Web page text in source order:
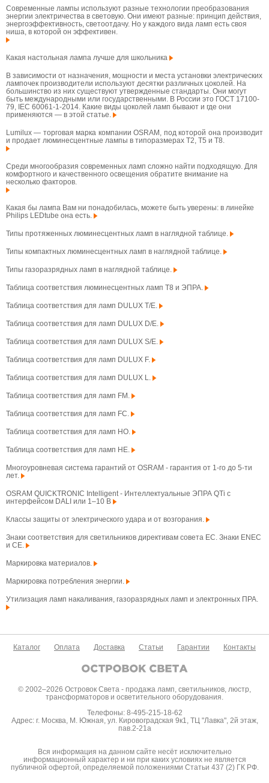
Современные лампы используют разные технологии преобразования
энергии электричества в световую. Они имеют разные: принцип действия,
энергоэффективность, светоотдачу. Но у каждого вида ламп есть своя
ниша, в которой он эффективен.
Какая настольная лампа лучше для школьника
В зависимости от назначения, мощности и места установки электрических
лампочек производители используют десятки различных цоколей. На
большинство из них существуют утвержденные стандарты. Они могут
быть международными или государственными. В России это ГОСТ 17100-
79, IEC 60061-1-2014. Какие виды цоколей ламп бывают и где они
применяются — в этой статье.
Lumilux — торговая марка компании OSRAM, под которой она производит
и продает люминесцентные лампы в типоразмерах T2, T5 и T8.
Среди многообразия современных ламп сложно найти подходящую. Для
комфортного и качественного освещения обратите внимание на
несколько факторов.
Какая бы лампа Вам ни понадобилась, можете быть уверены: в линейке
Philips LEDtube она есть.
Типы протяженных люминесцентных ламп в наглядной таблице.
Типы компактных люминесцентных ламп в наглядной таблице.
Типы газоразрядных ламп в наглядной таблице.
Таблица соответствия люминесцентных ламп T8 и ЭПРА.
Таблица соответствия для ламп DULUX T/E.
Таблица соответствия для ламп DULUX D/E.
Таблица соответствия для ламп DULUX S/E.
Таблица соответствия для ламп DULUX F.
Таблица соответствия для ламп DULUX L.
Таблица соответствия для ламп FM.
Таблица соответствия для ламп FC.
Таблица соответствия для ламп HO.
Таблица соответствия для ламп HE.
Многоуровневая система гарантий от OSRAM - гарантия от 1-го до 5-ти
лет.
OSRAM QUICKTRONIC Intelligent - Интеллектуальные ЭПРА QTi с
интерфейсом DALI или 1–10 В
Классы защиты от электрического удара и от возгорания.
Знаки соответствия для светильников директивам совета ЕС. Знаки ENEC
и CE.
Маркировка материалов.
Маркировка потребления энергии.
Утилизация ламп накаливания, газоразрядных ламп и электронных ПРА.
Каталог Оплата Доставка Статьи Гарантии Контакты
© 2002–2026 Островок Света - продажа ламп, светильников, люстр,
трансформаторов и осветительного оборудования.
Телефоны: 8-495-215-18-62
Адрес: г. Москва, М. Южная, ул. Кировоградская 9к1, ТЦ "Лавка", 2й этаж,
пав.2-21а
Вся информация на данном сайте несёт исключительно
информационный характер и ни при каких условиях не является
публичной офертой, определяемой положениями Статьи 437 (2) ГК РФ.